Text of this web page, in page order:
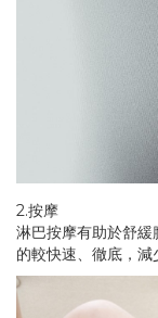
2.按摩
淋巴按摩有助於舒
的較快速、徹底，減